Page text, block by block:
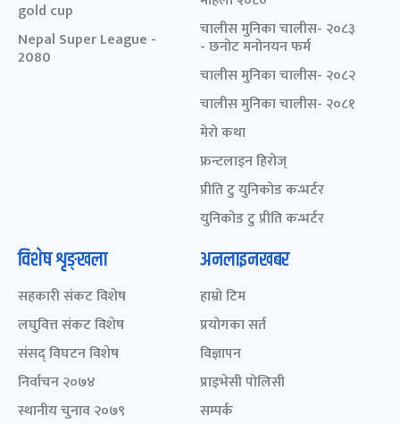
gold cup
Nepal Super League -
2080
चालीस मुनिका चालीस- २०८३
- छनोट मनोनयन फर्म
चालीस मुनिका चालीस- २०८२
चालीस मुनिका चालीस- २०८१
मेरो कथा
फ्रन्टलाइन हिरोज्
प्रीति टु युनिकोड कन्भर्टर
युनिकोड टु प्रीति कन्भर्टर
विशेष शृङ्खला
सहकारी संकट विशेष
लघुवित्त संकट विशेष
संसद् विघटन विशेष
निर्वाचन २०७४
स्थानीय चुनाव २०७९
अनलाइनखबर
हाम्रो टिम
प्रयोगका सर्त
विज्ञापन
प्राइभेसी पोलिसी
सम्पर्क